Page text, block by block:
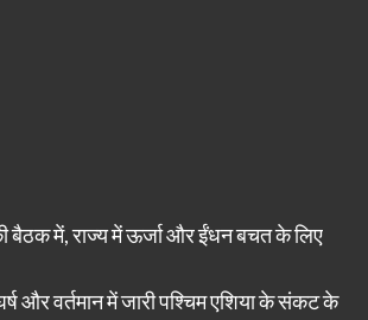
बैठक में, राज्य में ऊर्जा और ईंधन बचत के लिए
और वर्तमान में जारी पश्चिम एशिया के संकट के